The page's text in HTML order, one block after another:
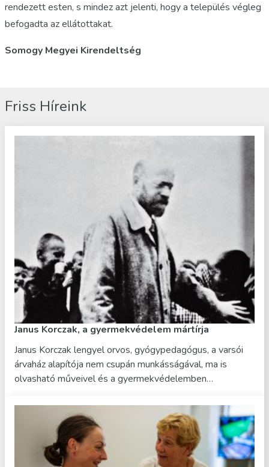
rendezett esten, s mindez azt jelenti, hogy a település végleg
befogadta az ellátottakat.
Somogy Megyei Kirendeltség
Friss Híreink
Janus Korczak, a gyermekvédelem mártírja
Janus Korczak lengyel orvos, gyógypedagógus, a varsói
árvaház alapítója nem csupán munkásságával, ma is
olvasható műveivel és a gyermekvédelemben…